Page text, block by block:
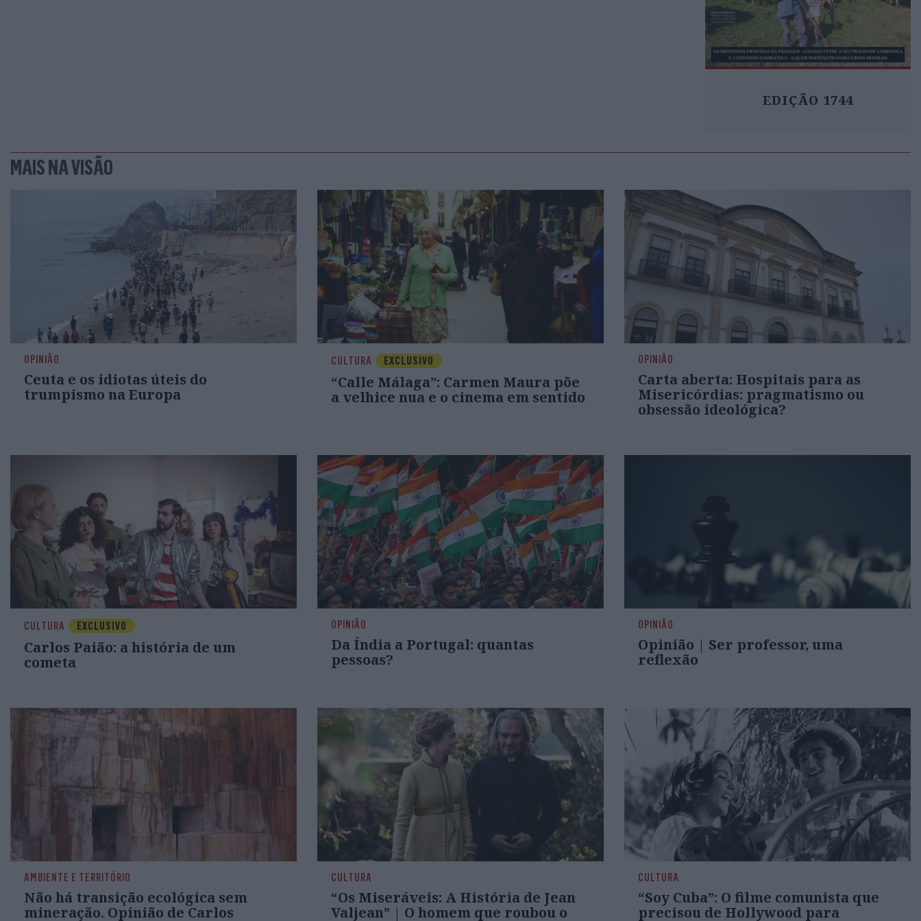
EDIÇÃO 1744
MAIS NA VISÃO
OPINIÃO
Ceuta e os idiotas úteis do
trumpismo na Europa
CULTURA EXCLUSIVO
“Calle Málaga”: Carmen Maura põe
a velhice nua e o cinema em sentido
OPINIÃO
Carta aberta: Hospitais para as
Misericórdias: pragmatismo ou
obsessão ideológica?
CULTURA EXCLUSIVO
Carlos Paião: a história de um
cometa
OPINIÃO
Da Índia a Portugal: quantas
pessoas?
OPINIÃO
Opinião | Ser professor, uma
reflexão
AMBIENTE E TERRITÓRIO
Não há transição ecológica sem
mineração. Opinião de Carlos
CULTURA
“Os Miseráveis: A História de Jean
Valjean” | O homem que roubou o
CULTURA
“Soy Cuba”: O filme comunista que
precisou de Hollywood para